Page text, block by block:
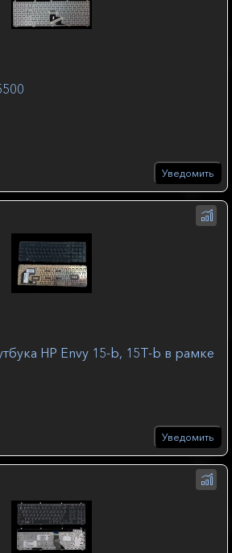
Уведомить
HP Envy 15-b, 15T-b в рамке
Уведомить